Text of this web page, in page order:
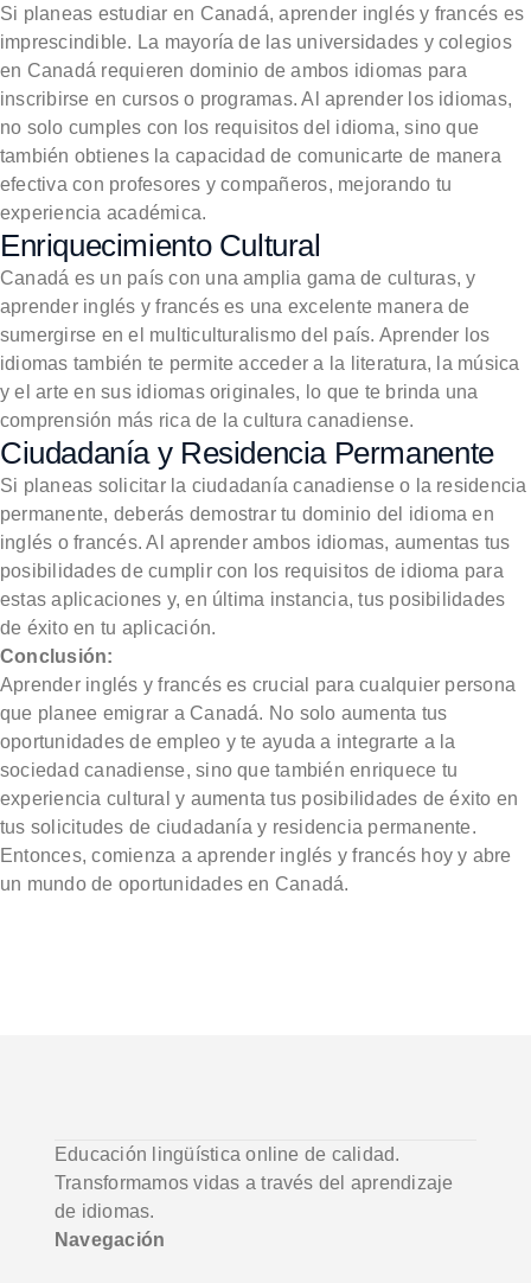
Si planeas estudiar en Canadá, aprender inglés y francés es
imprescindible. La mayoría de las universidades y colegios
en Canadá requieren dominio de ambos idiomas para
inscribirse en cursos o programas. Al aprender los idiomas,
no solo cumples con los requisitos del idioma, sino que
también obtienes la capacidad de comunicarte de manera
efectiva con profesores y compañeros, mejorando tu
experiencia académica.
Enriquecimiento Cultural
Canadá es un país con una amplia gama de culturas, y
aprender inglés y francés es una excelente manera de
sumergirse en el multiculturalismo del país. Aprender los
idiomas también te permite acceder a la literatura, la música
y el arte en sus idiomas originales, lo que te brinda una
comprensión más rica de la cultura canadiense.
Ciudadanía y Residencia Permanente
Si planeas solicitar la ciudadanía canadiense o la residencia
permanente, deberás demostrar tu dominio del idioma en
inglés o francés. Al aprender ambos idiomas, aumentas tus
posibilidades de cumplir con los requisitos de idioma para
estas aplicaciones y, en última instancia, tus posibilidades
de éxito en tu aplicación.
Conclusión:
Aprender inglés y francés es crucial para cualquier persona
que planee emigrar a Canadá. No solo aumenta tus
oportunidades de empleo y te ayuda a integrarte a la
sociedad canadiense, sino que también enriquece tu
experiencia cultural y aumenta tus posibilidades de éxito en
tus solicitudes de ciudadanía y residencia permanente.
Entonces, comienza a aprender inglés y francés hoy y abre
un mundo de oportunidades en Canadá.
Educación lingüística online de calidad.
Transformamos vidas a través del aprendizaje
de idiomas.
Navegación